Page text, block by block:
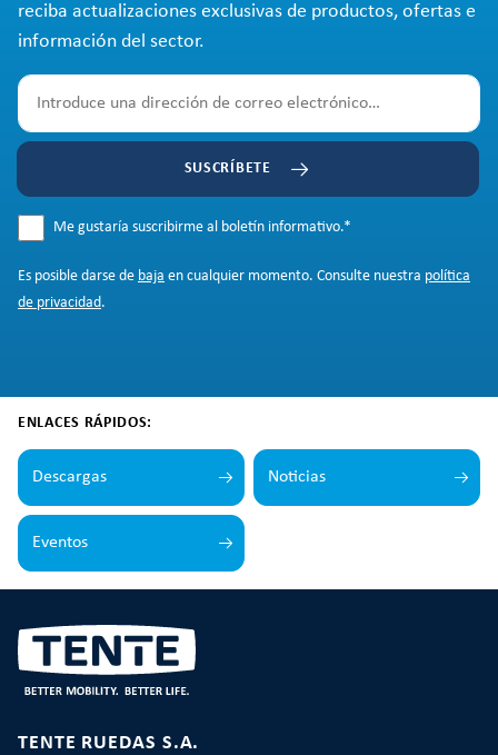
reciba actualizaciones exclusivas de productos, ofertas e
información del sector.
SUSCRÍBETE
Me gustaría suscribirme al boletín informativo.*
Es posible darse de baja en cualquier momento. Consulte nuestra política
de privacidad.
ENLACES RÁPIDOS:
Descargas Noticias
Eventos
TENTE RUEDAS S.A.